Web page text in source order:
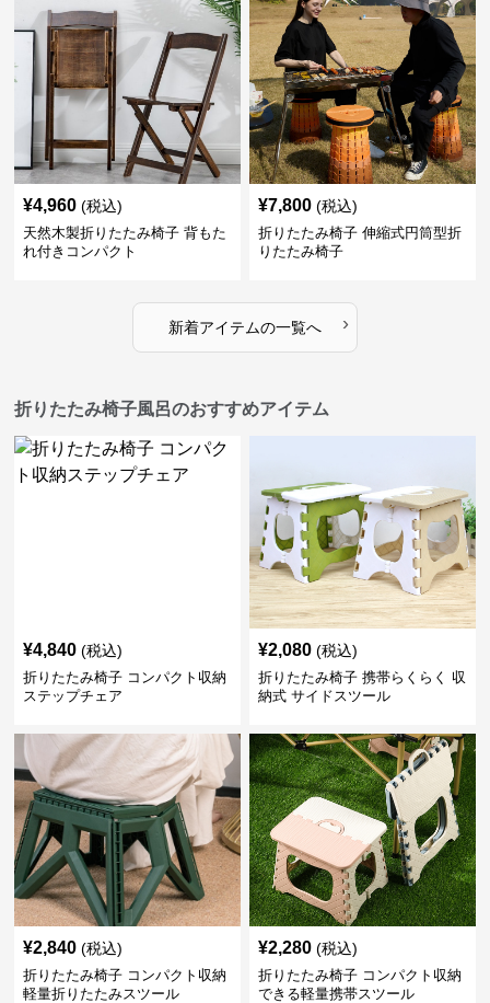
¥4,960 (税込)
天然木製折りたたみ椅子 背もた
れ付きコンパクト
¥7,800 (税込)
折りたたみ椅子 伸縮式円筒型折
りたたみ椅子
新着アイテムの一覧へ ›
折りたたみ椅子風呂のおすすめアイテム
¥4,840 (税込)
折りたたみ椅子 コンパクト収納
ステップチェア
¥2,080 (税込)
折りたたみ椅子 携帯らくらく 収
納式 サイドスツール
¥2,840 (税込)
折りたたみ椅子 コンパクト収納
軽量折りたたみスツール
¥2,280 (税込)
折りたたみ椅子 コンパクト収納
できる軽量携帯スツール